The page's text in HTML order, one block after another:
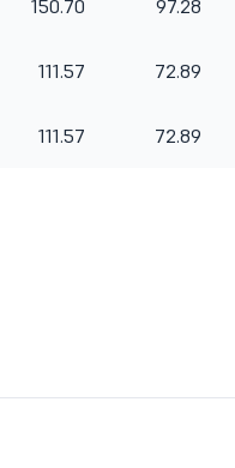
150.70 97.28
111.57 72.89
111.57 72.89